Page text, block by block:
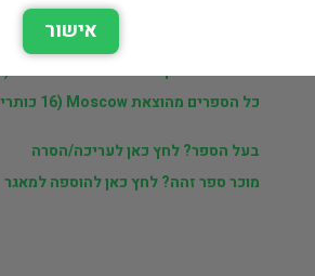
ספרים נוספים למכירה של יורי דיקשטיין (3,019 כותרים)
כל הספרים בקטגוריית בלשנות ושפות (1,658 כותרים)
כל הספרים מהוצאת Moscow (16 כותרים)
בעל הספר? לחץ כאן לעריכה/הסרה
מוכר ספר זהה? לחץ כאן להוספה למאגר
אישור